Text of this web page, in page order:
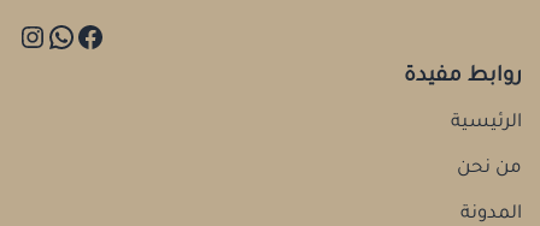
روابط مفيدة
الرئيسية
من نحن
المدونة